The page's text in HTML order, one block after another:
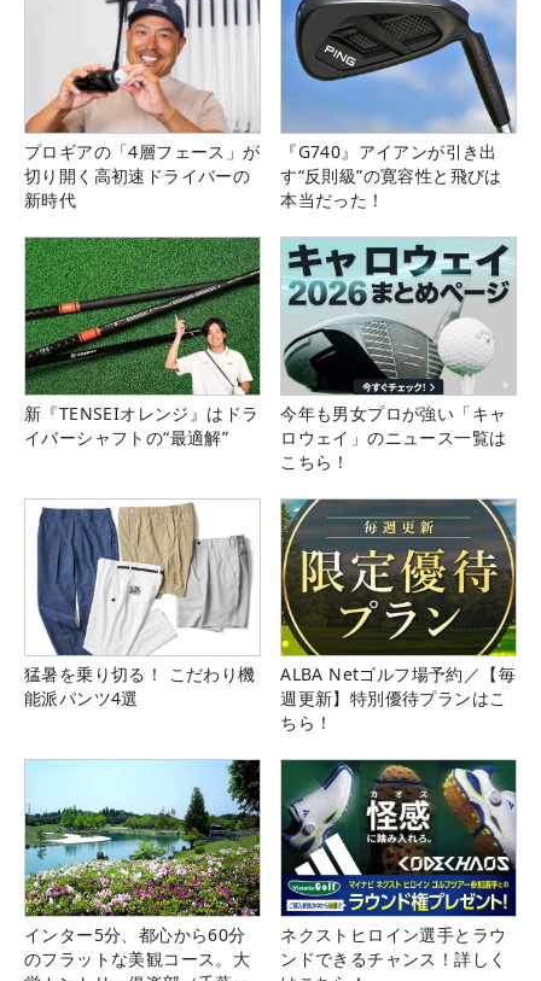
プロギアの「4層フェース」が
切り開く高初速ドライバーの
新時代
『G740』アイアンが引き出
す“反則級”の寛容性と飛びは
本当だった！
新『TENSEIオレンジ』はドラ
イバーシャフトの“最適解”
今年も男女プロが強い「キャ
ロウェイ」のニュース一覧は
こちら！
猛暑を乗り切る！ こだわり機
能派パンツ4選
ALBA Netゴルフ場予約／【毎
週更新】特別優待プランはこ
ちら！
インター5分、都心から60分
のフラットな美観コース。大
ネクストヒロイン選手とラウ
ンドできるチャンス！詳しく